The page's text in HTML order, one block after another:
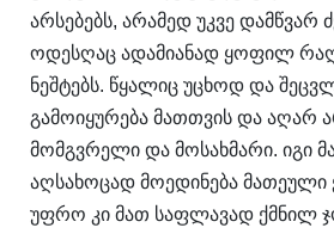
არსებებს, არამედ უკვე დამწვარ
ოდესღაც ადამიანად ყოფილ
ნეშტებს. წყალიც უცხოდ და
გამოიყურება მათთვის და აღარ
მომგვრელი და მოსახმარი. იგი
აღსახოცად მოედინება მათეული
უფრო კი მათ საფლავად ქმნილ